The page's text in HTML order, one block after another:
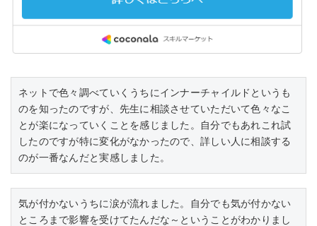
ネットで色々調べていくうちにインナーチャイルドというも
のを知ったのですが、先生に相談させていただいて色々なこ
とが楽になっていくことを感じました。自分でもあれこれ試
したのですが特に変化がなかったので、詳しい人に相談する
のが一番なんだと実感しました。
気が付かないうちに涙が流れました。自分でも気が付かない
ところまで影響を受けてたんだな～ということがわかりまし